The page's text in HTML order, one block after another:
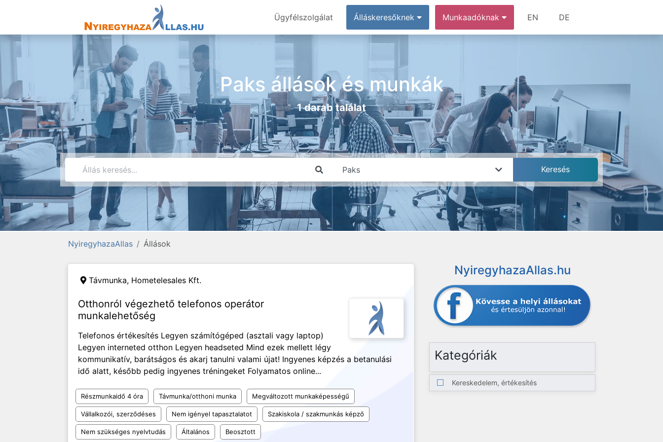
Ügyfélszolgálat Álláskeresőknek Munkaadóknak EN DE
Paks állások és munkák
1 darab találat
NyiregyhazaAllas Állások
Távmunka, Hometelesales Kft.
Otthonról végezhető telefonos operátor
munkalehetőség
Telefonos értékesítés Legyen számítógéped (asztali vagy laptop)
Legyen interneted otthon Legyen headseted Mind ezek mellett légy
kommunikatív, barátságos és akarj tanulni valami újat! Ingyenes képzés a betanulási
idő alatt, később pedig ingyenes tréningeket Folyamatos online...
Részmunkaidő 4 óra Távmunka/otthoni munka Megváltozott munkaképességű
Vállalkozói, szerződéses Nem igényel tapasztalatot Szakiskola / szakmunkás képző
Nem szükséges nyelvtudás Általános Beosztott
NyiregyhazaAllas.hu
Kategóriák
Kereskedelem, értékesítés